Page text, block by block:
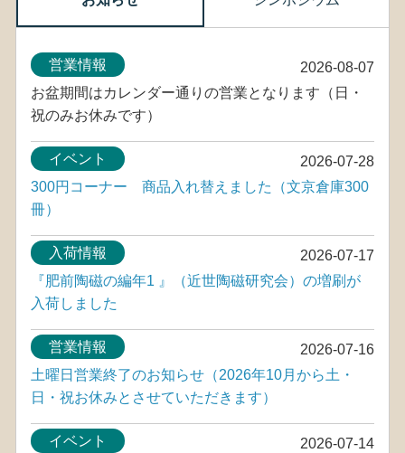
2026-08-07
営業情報
お盆期間はカレンダー通りの営業となります（日・
祝のみお休みです）
2026-07-28
イベント
300円コーナー 商品入れ替えました（文京倉庫300
冊）
2026-07-17
入荷情報
『肥前陶磁の編年1 』（近世陶磁研究会）の増刷が
入荷しました
2026-07-16
営業情報
土曜日営業終了のお知らせ（2026年10月から土・
日・祝お休みとさせていただきます）
2026-07-14
イベント